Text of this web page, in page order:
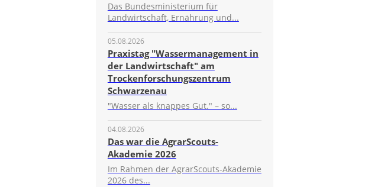
Das Bundesministerium für
Landwirtschaft, Ernährung und...
05.08.2026
Praxistag "Wassermanagement in
der Landwirtschaft" am
Trockenforschungszentrum
Schwarzenau
"Wasser als knappes Gut." – so...
04.08.2026
Das war die AgrarScouts-
Akademie 2026
Im Rahmen der AgrarScouts-Akademie
2026 des...